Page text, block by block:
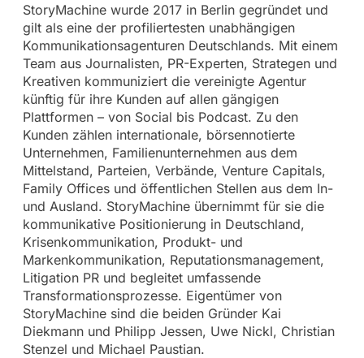
StoryMachine wurde 2017 in Berlin gegründet und
gilt als eine der profiliertesten unabhängigen
Kommunikationsagenturen Deutschlands. Mit einem
Team aus Journalisten, PR-Experten, Strategen und
Kreativen kommuniziert die vereinigte Agentur
künftig für ihre Kunden auf allen gängigen
Plattformen – von Social bis Podcast. Zu den
Kunden zählen internationale, börsennotierte
Unternehmen, Familienunternehmen aus dem
Mittelstand, Parteien, Verbände, Venture Capitals,
Family Offices und öffentlichen Stellen aus dem In-
und Ausland. StoryMachine übernimmt für sie die
kommunikative Positionierung in Deutschland,
Krisenkommunikation, Produkt- und
Markenkommunikation, Reputationsmanagement,
Litigation PR und begleitet umfassende
Transformationsprozesse. Eigentümer von
StoryMachine sind die beiden Gründer Kai
Diekmann und Philipp Jessen, Uwe Nickl, Christian
Stenzel und Michael Paustian.